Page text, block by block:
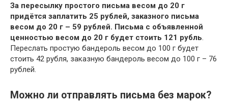
За пересылку простого письма весом до 20 г
придётся заплатить 25 рублей, заказного письма
весом до 20 г – 59 рублей. Письма с объявленной
ценностью весом до 20 г будет стоить 121 рубль.
Переслать простую бандероль весом до 100 г будет
стоить 42 рубля, заказную бандероль весом до 100 г – 76
рублей.
Можно ли отправлять письма без марок?